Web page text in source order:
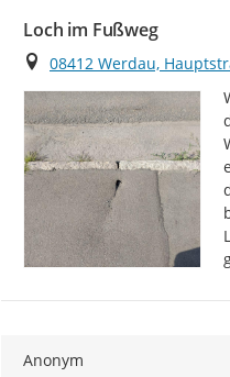
Loch im Fußweg
Ort
08412 Werdau,
Anonym